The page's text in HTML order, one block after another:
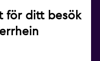
för ditt besök